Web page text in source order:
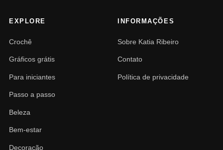
EXPLORE
Crochê
Gráficos grátis
Para iniciantes
Passo a passo
Beleza
Bem-estar
Decoração
INFORMAÇÕES
Sobre Katia Ribeiro
Contato
Política de privacidade